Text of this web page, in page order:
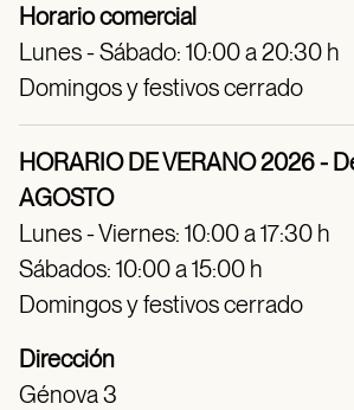
Horario comercial
Lunes - Sábado: 10:00 a 20:30 h
Domingos y festivos cerrado
HORARIO DE VERANO 2026 -
AGOSTO
Lunes - Viernes: 10:00 a 17:30 h
Sábados: 10:00 a 15:00 h
Domingos y festivos cerrado
Dirección
Génova 3